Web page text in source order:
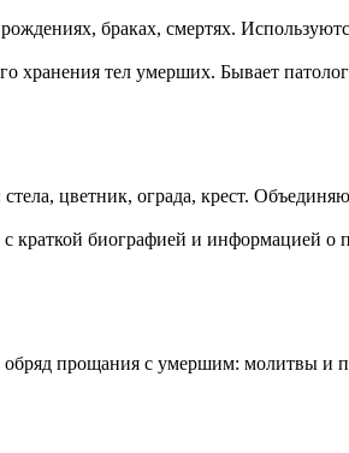
браках, смертях.
хранения тел умерших. Бывает
цветник, ограда, крест.
краткой биографией и информацией о
прощания с умершим: молитвы и